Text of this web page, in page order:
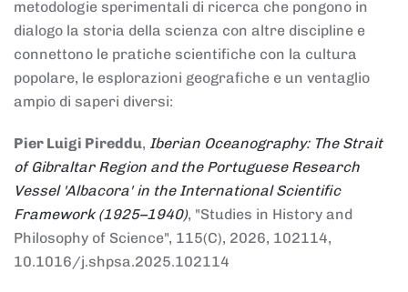
metodologie sperimentali di ricerca che pongono in
dialogo la storia della scienza con altre discipline e
connettono le pratiche scientifiche con la cultura
popolare, le esplorazioni geografiche e un ventaglio
ampio di saperi diversi:
Pier Luigi Pireddu, Iberian Oceanography: The Strait
of Gibraltar Region and the Portuguese Research
Vessel 'Albacora' in the International Scientific
Framework (1925–1940), "Studies in History and
Philosophy of Science", 115(C), 2026, 102114,
10.1016/j.shpsa.2025.102114